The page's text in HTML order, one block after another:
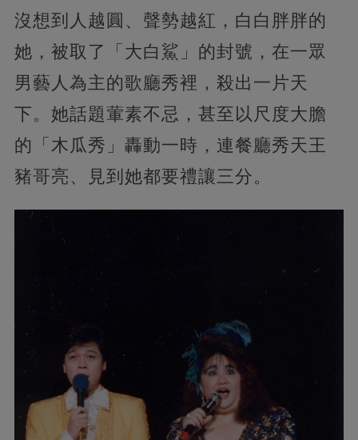
沒想到人越圓、聲勢越紅，白白胖胖的
她，被取了「大白鯊」的封號，在一眾
男藝人為主的歌廳秀裡，殺出一片天
下。她話題葷素不忌，甚至以尺度大膽
的「木瓜秀」轟動一時，連餐廳秀天王
豬哥亮、見到她都要禮讓三分。